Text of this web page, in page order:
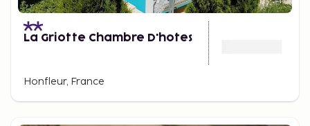
La Griotte Chambre D'hotes
Honfleur, France